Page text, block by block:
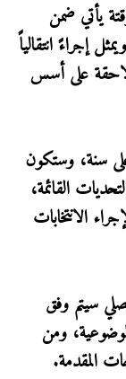
يأتي ضمن
إجراءً انتقالياً
لاحقة على أسس
سنة، وستكون
القائمة،
الانتخابات
سيتم وفق
ومن
المقدمة.